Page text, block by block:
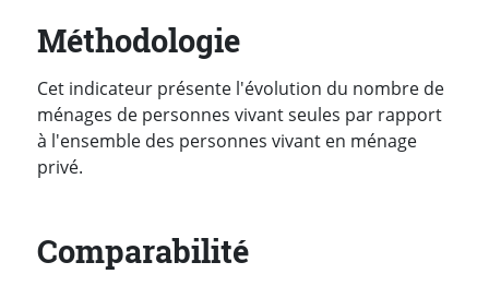
Méthodologie
Cet indicateur présente l'évolution du nombre de
ménages de personnes vivant seules par rapport
à l'ensemble des personnes vivant en ménage
privé.
Comparabilité